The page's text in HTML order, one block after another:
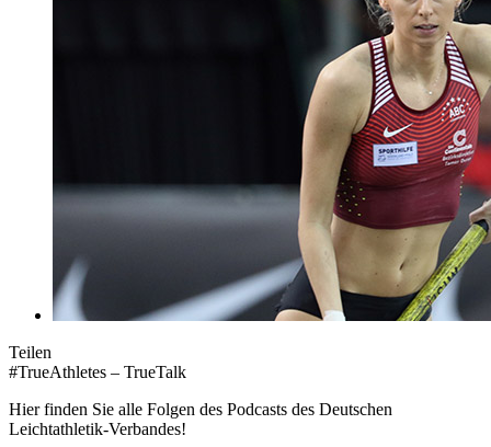
Teilen
#TrueAthletes – TrueTalk
Hier finden Sie alle Folgen des Podcasts des Deutschen
Leichtathletik-Verbandes!